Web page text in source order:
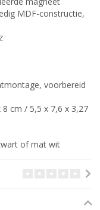
MDF-constructie,
voorbereid
cm / 5,5 x 7,6 x 3,27
of mat wit